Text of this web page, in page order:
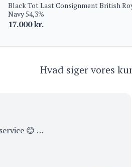
Black Tot Last Consignment British
Navy 54,3%
17.000kr.
Hvad siger vores
😊 …